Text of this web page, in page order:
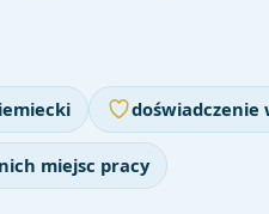
doświadczenie
miejsc pracy